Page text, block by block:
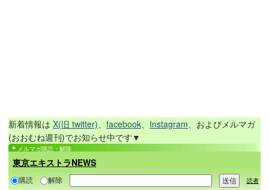
新着情報は X(旧 twitter) facebook Instagram 、およびメルマガ
(おおむね週刊)でお知らせ中です▼
メルマガ購読・解除
東京エキストラNEWS
購読 解除
読者